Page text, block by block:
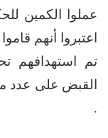
عملوا الكمين
اعتبروا أنهم
تم استهدافهم
القبض على عدد
.